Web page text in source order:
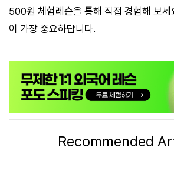
500원 체험레슨을 통해 직접 경험해 보세
이 가장 중요하답니다.
Recommended